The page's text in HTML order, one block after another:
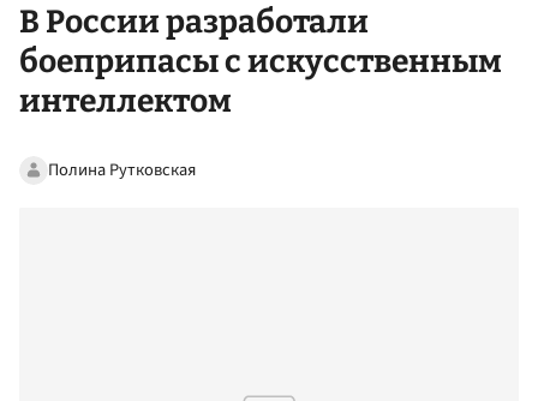
В России разработали
боеприпасы с искусственным
интеллектом
Полина Рутковская